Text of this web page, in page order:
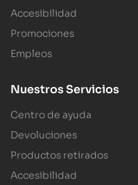
Accesibilidad
Promociones
Empleos
Nuestros Servicios
Centro de ayuda
Devoluciones
Productos retirados
Accesibilidad